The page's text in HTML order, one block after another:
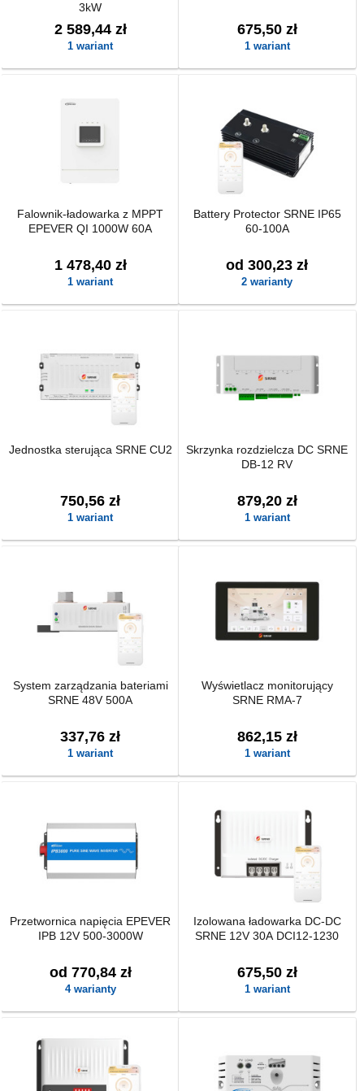
3kW
2 589,44 zł
1 wariant
675,50 zł
1 wariant
Falownik-ładowarka z MPPT
EPEVER QI 1000W 60A
1 478,40 zł
1 wariant
Battery Protector SRNE IP65
60-100A
od 300,23 zł
2 warianty
Jednostka sterująca SRNE CU2
750,56 zł
1 wariant
Skrzynka rozdzielcza DC SRNE
DB-12 RV
879,20 zł
1 wariant
System zarządzania bateriami
SRNE 48V 500A
337,76 zł
1 wariant
Wyświetlacz monitorujący
SRNE RMA-7
862,15 zł
1 wariant
Przetwornica napięcia EPEVER
IPB 12V 500-3000W
od 770,84 zł
4 warianty
Izolowana ładowarka DC-DC
SRNE 12V 30A DCI12-1230
675,50 zł
1 wariant